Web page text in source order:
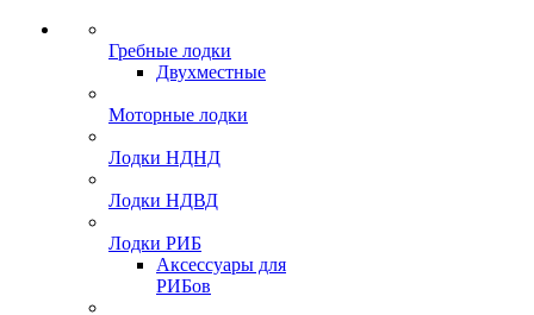
Гребные лодки
Двухместные
Моторные лодки
Лодки НДНД
Лодки НДВД
Лодки РИБ
Аксессуары для
РИБов